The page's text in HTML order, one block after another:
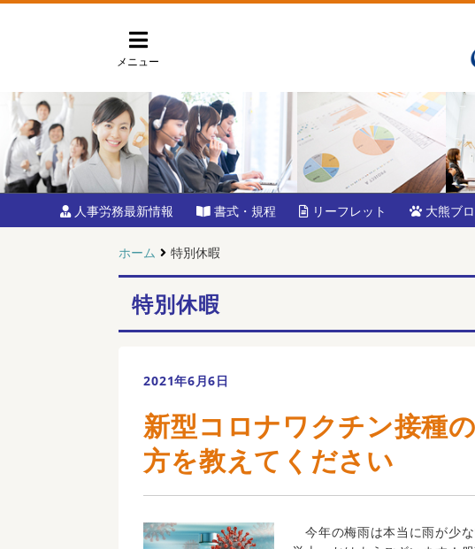
メニュー
人事労務最新情報 書式・規程 リーフレット 大熊ブ
ホーム 特別休暇
特別休暇
2021年6月6日
新型コロナワクチン接種
方を教えてください
今年の梅雨は本当に雨が少